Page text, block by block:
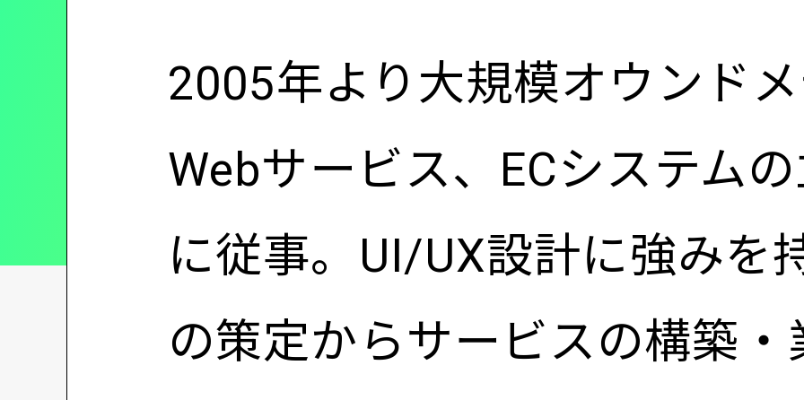
ン
2005年より大規模オウンド
Webサービス、ECシステム
に従事。UI/UX設計に強みを
の策定からサービスの構築